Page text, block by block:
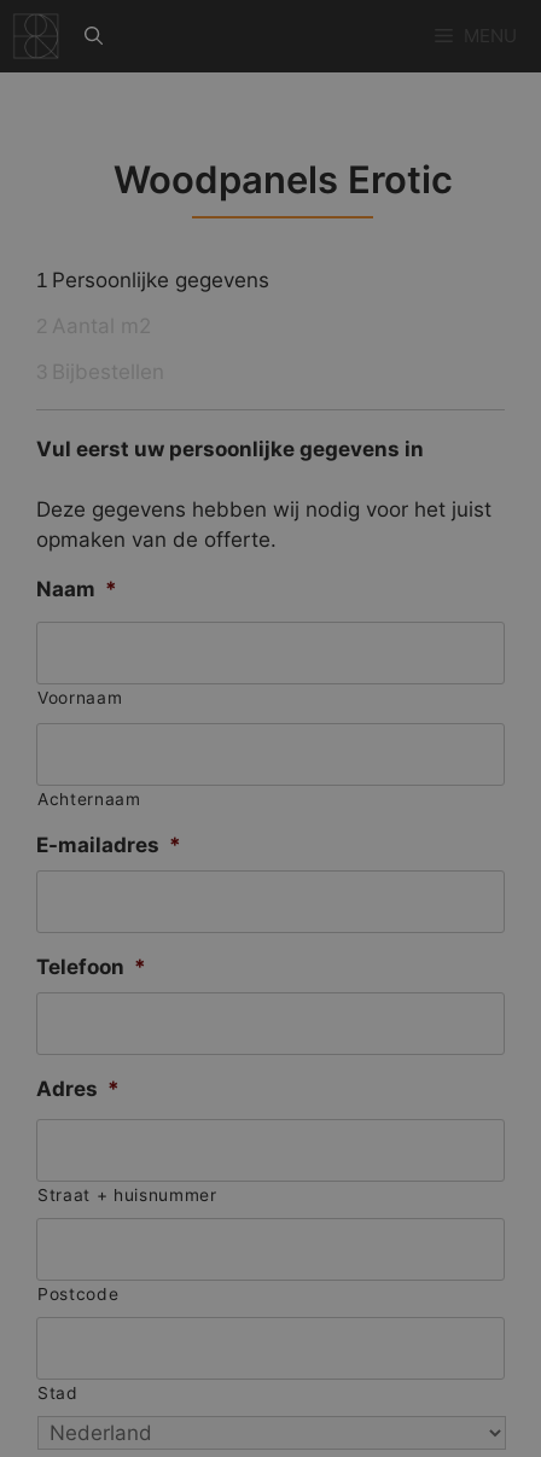
naar
de
Woodpanels Erotic
1 Persoonlijke gegevens
Vul eerst uw persoonlijke gegevens in
Deze gegevens hebben wij nodig voor het juist
opmaken van de offerte.
Naam *
Voornaam
Achternaam
E-mailadres *
Telefoon *
Adres *
Straat + huisnummer
Postcode
Stad